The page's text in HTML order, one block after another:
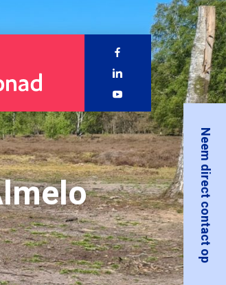
Neem direct contact op